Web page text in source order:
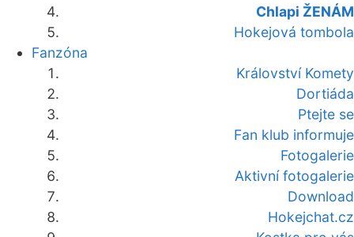
Chlapi ŽENÁM
Hokejová tombola
Fanzóna
Království Komety
Dortiáda
Ptejte se
Fan klub informuje
Fotogalerie
Aktivní fotogalerie
Download
Hokejchat.cz